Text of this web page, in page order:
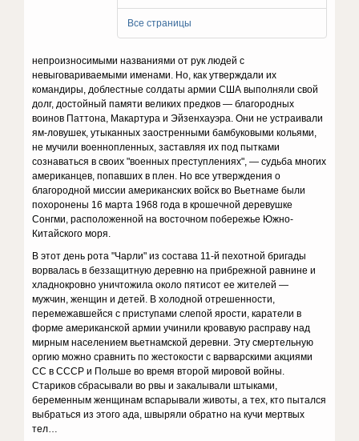
Все страницы
непроизносимыми названиями от рук людей с
невыговариваемыми именами. Но, как утверждали их
командиры, доблестные солдаты армии США выполняли свой
долг, достойный памяти великих предков — благородных
воинов Паттона, Макартура и Эйзенхауэра. Они не устраивали
ям-ловушек, утыканных заостренными бамбуковыми кольями,
не мучили военнопленных, заставляя их под пытками
сознаваться в своих "военных преступлениях", — судьба многих
американцев, попавших в плен. Но все утверждения о
благородной миссии американских войск во Вьетнаме были
похоронены 16 марта 1968 года в крошечной деревушке
Сонгми, расположенной на восточном побережье Южно-
Китайского моря.
В этот день рота "Чарли" из состава 11-й пехотной бригады
ворвалась в беззащитную деревню на прибрежной равнине и
хладнокровно уничтожила около пятисот ее жителей —
мужчин, женщин и детей. В холодной отрешенности,
перемежавшейся с приступами слепой ярости, каратели в
форме американской армии учинили кровавую расправу над
мирным населением вьетнамской деревни. Эту смертельную
оргию можно сравнить по жестокости с варварскими акциями
СС в СССР и Польше во время второй мировой войны.
Стариков сбрасывали во рвы и закалывали штыками,
беременным женщинам вспарывали животы, а тех, кто пытался
выбраться из этого ада, швыряли обратно на кучи мертвых
тел…